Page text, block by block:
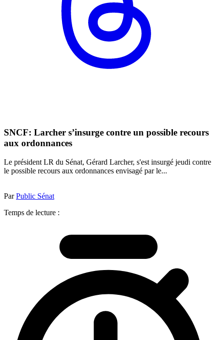
SNCF: Larcher s’insurge contre un possible recours
aux ordonnances
Le président LR du Sénat, Gérard Larcher, s'est insurgé jeudi contre
le possible recours aux ordonnances envisagé par le...
ParPublic Sénat
Temps de lecture :